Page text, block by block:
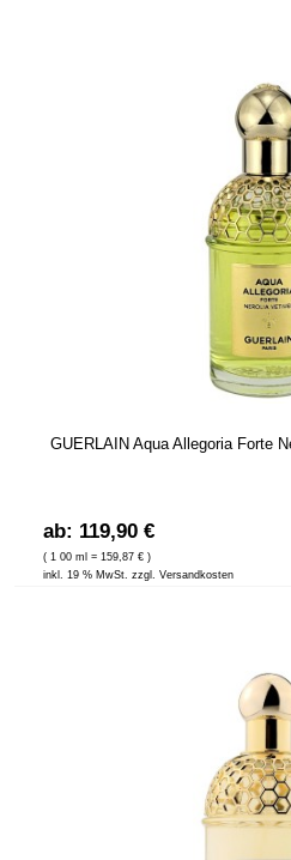
GUERLAIN Aqua Allegoria Forte
ab: 119,90 €
( 1 00 ml = 159,87 € )
inkl. 19 % MwSt. zzgl. Versandkosten